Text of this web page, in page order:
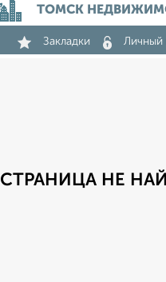
ТОМСК
Закладки Личный
СТРАНИЦА НЕ